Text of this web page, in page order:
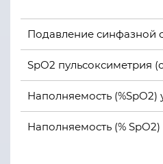
Подавление синфазной
SpO2 пульсоксиметрия
Наполняемость (%SpO2)
Наполняемость (%